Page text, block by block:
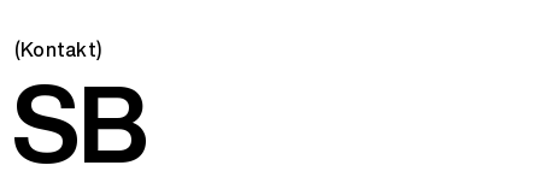
(Kontakt)
SB